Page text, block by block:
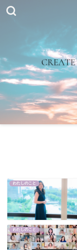
わたしのこと
わたしのこと